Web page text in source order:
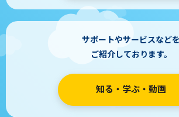
サポートやサービスなどを
ご紹介しております。
知る・学ぶ・動画